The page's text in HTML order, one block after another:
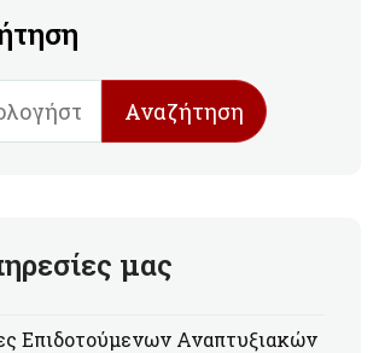
Αναζήτηση
μας
Επιδοτούμενων Αναπτυξιακών